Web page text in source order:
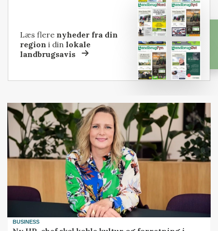
Læs flere nyheder fra din
region i dinlokale
landbrugsavis
BUSINESS